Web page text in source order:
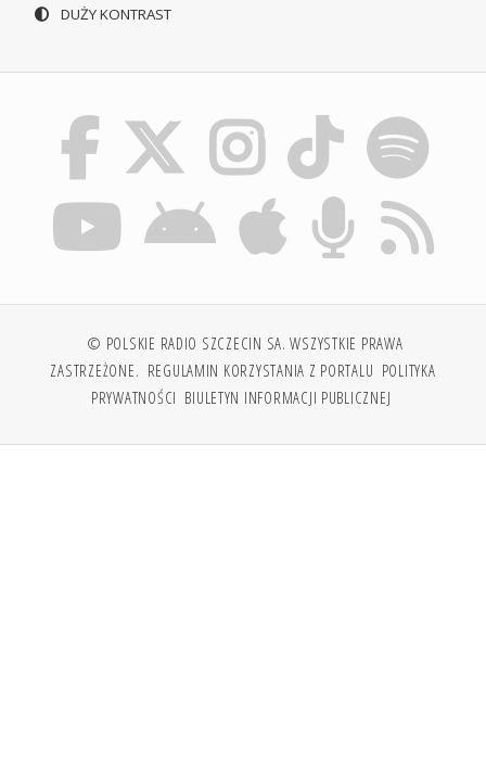
DUŻY KONTRAST
© POLSKIE RADIO SZCZECIN SA. WSZYSTKIE PRAWA
ZASTRZEŻONE. REGULAMIN KORZYSTANIA Z PORTALU POLITYKA
PRYWATNOŚCI BIULETYN INFORMACJI PUBLICZNEJ